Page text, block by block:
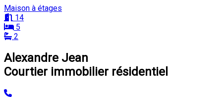
Maison à étages
14
5
2
Alexandre Jean
Courtier immobilier résidentiel